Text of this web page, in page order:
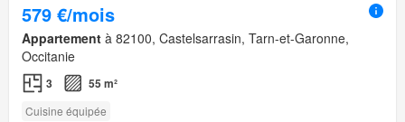
579 €/mois
Appartement à 82100, Castelsarrasin, Tarn-et-Garonne,
Occitanie
3 55 m²
Cuisine équipée